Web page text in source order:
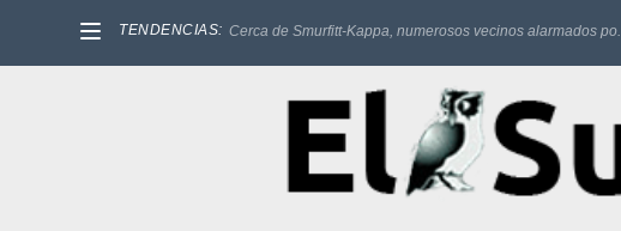
TENDENCIAS: Cerca de Smurfitt-Kappa, numerosos vecinos alarmados po...